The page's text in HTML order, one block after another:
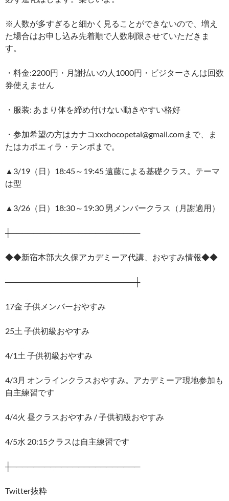
※人数が多すぎると細かく見ることができないので、増え
た場合はお申し込み先着順で人数制限させていただきま
す。
・料金:2200円・月謝払いの人1000円・ビジターさんは回数
券使えません
・服装: あまり体を締め付けない動きやすい格好
・参加希望の方はカナコxxchocopetal@gmail.comまで、ま
たはカポエィラ・テンポまで。
▲3/19（日）18:45～19:45 遠藤による基礎クラス。テーマ
は型
▲3/26（日）18:30～19:30 男メンバークラス（月謝適用）
┼───────────────────────
◆◆新宿本部大久保アカデミーア代講、おやすみ情報◆◆
───────────────────────┼
17金 子供メンバーおやすみ
25土 子供初級おやすみ
4/1土 子供初級おやすみ
4/3月 オンラインクラスおやすみ。アカデミーア現地参加も
自主練習です
4/4火 昼クラスおやすみ / 子供初級おやすみ
4/5水 20:15クラスは自主練習です
┼───────────────────────
Twitter抜粋